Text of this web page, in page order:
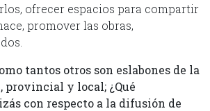
ofrecer espacios para compartir
promover las obras,
tantos otros son eslabones de la
provincial y local; ¿Qué
con respecto a la difusión de